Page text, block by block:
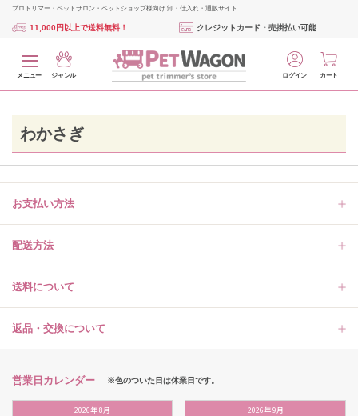
プロトリマー・ペットサロン・ペットショップ様向け 卸・仕入れ・通販サイト
11,000円以上で送料無料！ クレジットカード・売掛払い可能
メニュー ジャンル ログイン カート
わかさぎ
お支払い方法
配送方法
送料について
返品・交換について
営業日カレンダー ※色のついた日は休業日です。
2026年8月 2026年9月